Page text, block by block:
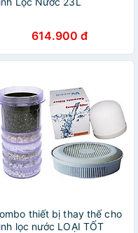
614.900 đ
thiết bị thay thế cho
lọc nước LOẠI TỐT